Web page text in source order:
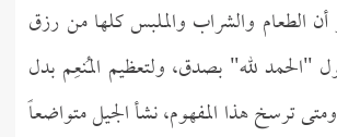
أن الطعام والشراب والملبس كلها من رزق
"الحمد لله" بصدق، ولتعظيم المُنعِم بدل
ترسخ هذا المفهوم، نشأ الجيل متواضعاً